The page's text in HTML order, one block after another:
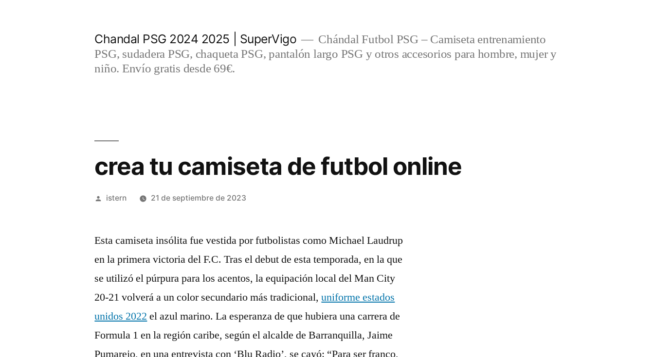
Chandal PSG 2024 2025 | SuperVigo
Chándal Futbol PSG – Camiseta entrenamiento
PSG, sudadera PSG, chaqueta PSG, pantalón largo PSG y otros accesorios para hombre, mujer y
niño. Envío gratis desde 69€.
crea tu camiseta de futbol online
Publicado
istern 21 de septiembre de 2023
Esta camiseta insólita fue vestida por futbolistas como Michael Laudrup
en la primera victoria del F.C. Tras el debut de esta temporada, en la que
se utilizó el púrpura para los acentos, la equipación local del Man City
20-21 volverá a un color secundario más tradicional,uniforme estados
unidos 2022 el azul marino. La esperanza de que hubiera una carrera de
Formula 1 en la región caribe, según el alcalde de Barranquilla, Jaime
Pumarejo, en una entrevista con ‘Blu Radio’, se cayó: “Para ser franco,